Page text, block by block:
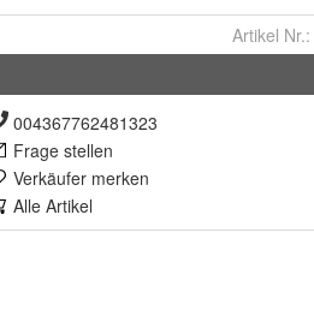
Artikel Nr.:
004367762481323
Frage stellen
Verkäufer merken
Alle Artikel